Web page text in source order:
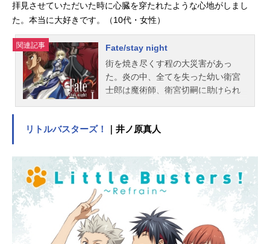
拝見させていただいた時に心臓を穿たれたような心地がしまし
た。本当に大好きです。（10代・女性）
関連記事
Fate/stay night
街を焼き尽くす程の大災害があっ
た。炎の中、全てを失った幼い衛宮
士郎は魔術師、衛宮切嗣に助けられ
との約束。"正義の味方"に成る可く
なある日、ふとしたきっかけから"聖
杯戦争"と呼ばれる魔術師同士の戦い
に巻き込まれ、サーヴァントの一
人、セイバーと契約する。聖杯戦
争、それは、手にした者の願いを叶
えるという聖杯を、七人の魔術師
（マスター）が与えられた、七騎士
リトルバスターズ！ ｜井ノ原真人